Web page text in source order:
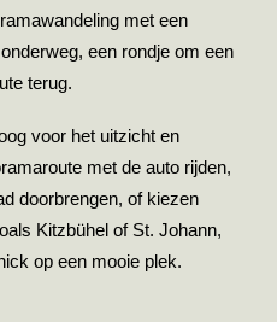
met een
een rondje om een
terug.
voor het uitzicht en
met de auto rijden,
doorbrengen, of kiezen
Kitzbühel of St. Johann,
op een mooie plek.